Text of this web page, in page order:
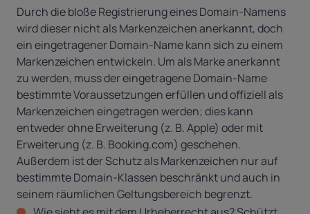
Durch die bloße Registrierung eines Domain-Namens
wird dieser nicht als Markenzeichen anerkannt, doch
ein eingetragener Domain-Name kann sich zu einem
Markenzeichen entwickeln. Um als Marke anerkannt
zu werden, muss der eingetragene Domain-Name
bestimmte Voraussetzungen erfüllen und offiziell als
Markenzeichen eingetragen werden; dies kann
entweder ohne Erweiterung (z. B. Apple) oder mit
Erweiterung (z. B. Booking.com) geschehen.
Außerdem ist der Schutz als Markenzeichen nur auf
bestimmte Domain-Klassen beschränkt und auch in
seinem räumlichen Geltungsbereich begrenzt.